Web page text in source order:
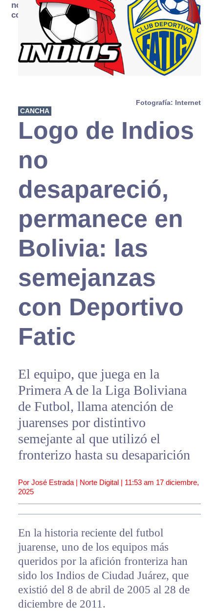
no se
consume
Fotografía: Internet
CANCHA
Logo de Indios
no
desapareció,
permanece en
Bolivia: las
semejanzas
con Deportivo
Fatic
El equipo, que juega en la
Primera A de la Liga Boliviana
de Futbol, llama atención de
juarenses por distintivo
semejante al que utilizó el
fronterizo hasta su desaparición
Por José Estrada | Norte Digital | 11:53 am 17 diciembre,
2025
En la historia reciente del futbol
juarense, uno de los equipos más
queridos por la afición fronteriza han
sido los Indios de Ciudad Juárez, que
existió del 8 de abril de 2005 al 28 de
diciembre de 2011.